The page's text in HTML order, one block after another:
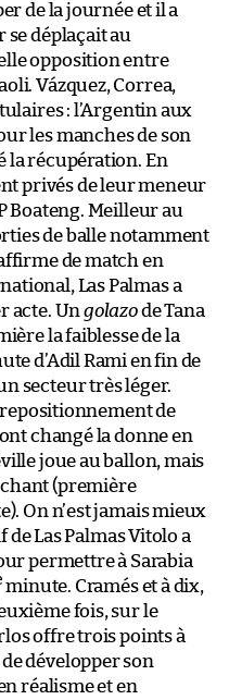
de la journée et il a
se déplaçait au
opposition entre
Vázquez, Correa,
: l’Argentin aux
les manches de son
la récupération. En
privés de leur meneur
Boateng. Meilleur au
de balle notamment
de match en
Las Palmas a
acte. Un golazode Tana
la faiblesse de la
d’Adil Rami en fin de
secteur très léger.
repositionnement de
changé la donne en
joue au ballon, mais
(première
On n’est jamais mieux
de Las Palmas Vitolo a
permettre à Sarabia
minute. Cramés et à dix,
fois, sur le
offre trois points à
développer son
réalisme et en